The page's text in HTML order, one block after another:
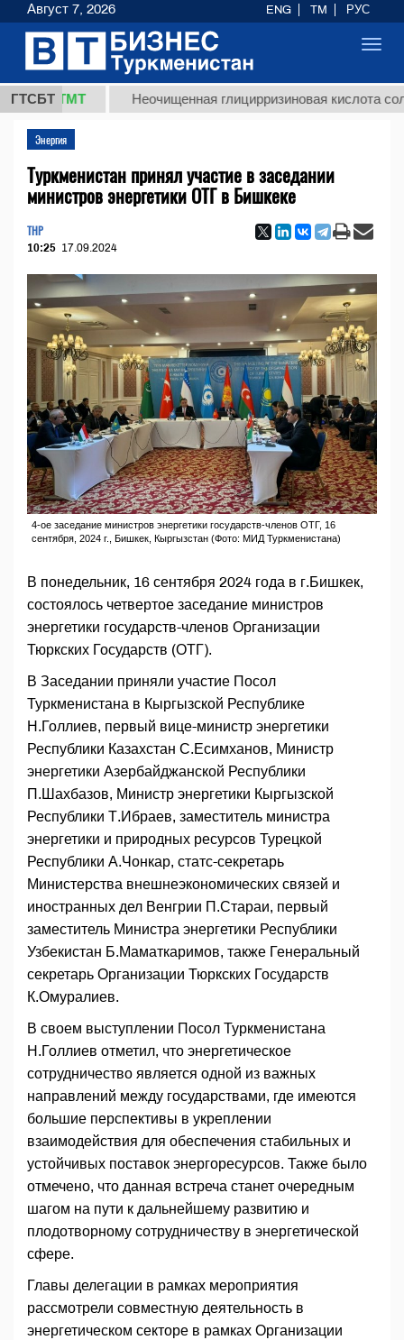
ГТСБТ
ТМТ Неочищенная глицирризиновая кислота
Энергия
Туркменистан принял участие в заседании
министров энергетики ОТГ в Бишкеке
THP
10:25 17.09.2024
4-ое заседание министров энергетики государств-членов ОТГ, 16
сентября, 2024 г., Бишкек, Кыргызстан (Фото: МИД Туркменистана)
В понедельник, 16 сентября 2024 года в г.Бишкек,
состоялось четвертое заседание министров
энергетики государств-членов Организации
Тюркских Государств (ОТГ).
В Заседании приняли участие Посол
Туркменистана в Кыргызской Республике
Н.Голлиев, первый вице-министр энергетики
Республики Казахстан С.Есимханов, Министр
энергетики Азербайджанской Республики
П.Шахбазов, Министр энергетики Кыргызской
Республики Т.Ибраев, заместитель министра
энергетики и природных ресурсов Турецкой
Республики А.Чонкар, статс-секретарь
Министерства внешнеэкономических связей и
иностранных дел Венгрии П.Стараи, первый
заместитель Министра энергетики Республики
Узбекистан Б.Маматкаримов, также Генеральный
секретарь Организации Тюркских Государств
К.Омуралиев.
В своем выступлении Посол Туркменистана
Н.Голлиев отметил, что энергетическое
сотрудничество является одной из важных
направлений между государствами, где имеются
большие перспективы в укреплении
взаимодействия для обеспечения стабильных и
устойчивых поставок энергоресурсов. Также было
отмечено, что данная встреча станет очередным
шагом на пути к дальнейшему развитию и
плодотворному сотрудничеству в энергетической
сфере.
Главы делегации в рамках мероприятия
рассмотрели совместную деятельность в
энергетическом секторе в рамках Организации
Август 7, 2026 ENG TM РУС